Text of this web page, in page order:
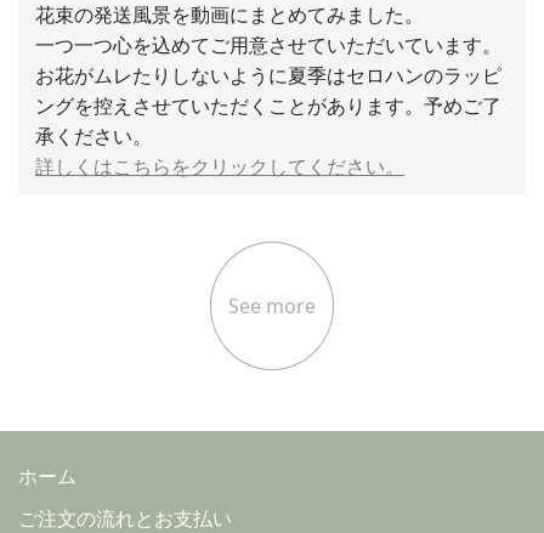
花束の発送風景を動画にまとめてみました。
一つ一つ心を込めてご用意させていただいています。
お花がムレたりしないように夏季はセロハンのラッピ
ングを控えさせていただくことがあります。予めご了
承ください。
詳しくはこちらをクリックしてください。
See more
ホーム
ご注文の流れとお支払い